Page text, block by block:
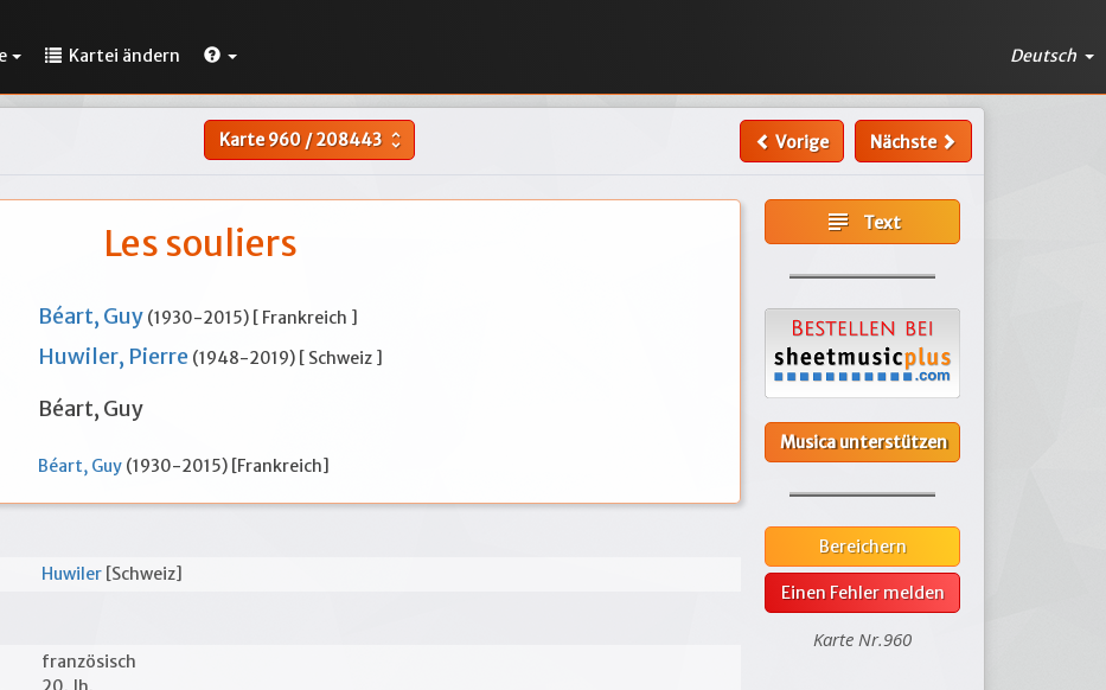
Kartei ändern Deutsch
Karte960/208443 unfold_more Vorige Nächste
Les souliers
Béart, Guy (1930-2015) [ Frankreich ]
Huwiler, Pierre (1948-2019) [ Schweiz ]
Béart, Guy
Béart, Guy (1930-2015) [Frankreich]
Huwiler [Schweiz]
französisch
subject Text
Musica unterstützen
Bereichern
Einen Fehler melden
Karte Nr.960